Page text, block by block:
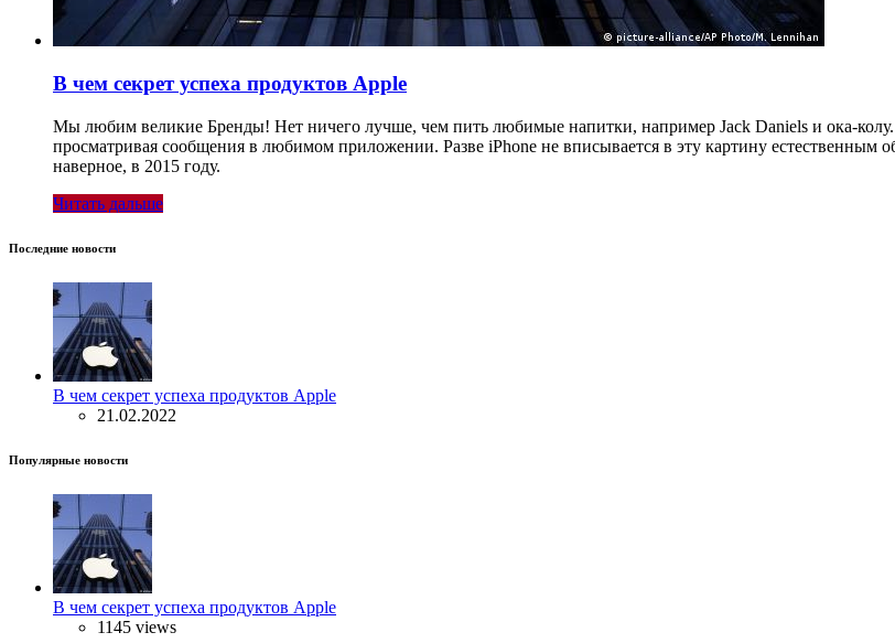
В чем секрет успеха продуктов Apple
Мы любим великие Бренды! Нет ничего лучше, чем пить любимые напитки, например Jack Daniels и ока-
просматривая сообщения в любимом приложении. Разве iPhone не вписывается в эту картину
наверное, в 2015 году.
Читать дальше
Последние новости
В чем секрет успеха продуктов Apple
21.02.2022
Популярные новости
В чем секрет успеха продуктов Apple
1145 views